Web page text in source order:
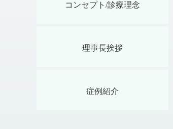
コンセプト/診療理念
理事長挨拶
症例紹介